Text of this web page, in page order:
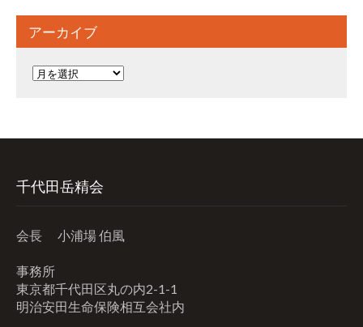
アーカイブ
ア
ブ
千代田岳精会
会長 小浦場 伯風
事務所
東京都千代田区丸の内2-1-1
明治安田生命保険相互会社内